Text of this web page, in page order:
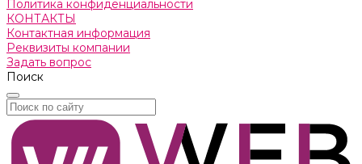
Политика конфиденциальности
КОНТАКТЫ
Контактная информация
Реквизиты компании
Задать вопрос
Поиск